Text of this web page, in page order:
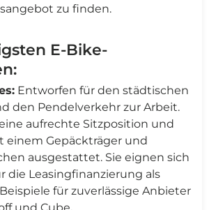
zu finden.
E-Bike-
Entworfen für den städtischen
den Pendelverkehr zur Arbeit.
aufrechte Sitzposition und
einem Gepäckträger und
ausgestattet. Sie eignen sich
die Leasingfinanzierung als
für zuverlässige Anbieter
und Cube.